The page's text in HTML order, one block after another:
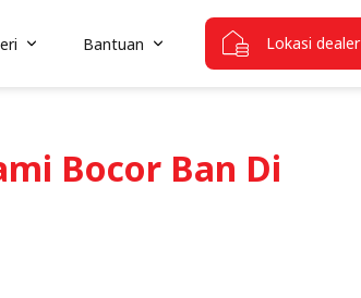
Bantuan Lokasi dealer
Bocor Ban Di